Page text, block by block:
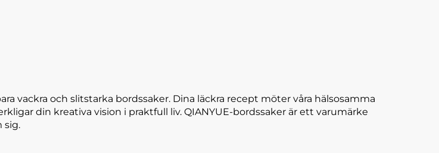
vackra och slitstarka bordssaker. Dina läckra recept möter våra hälsosamma
din kreativa vision i praktfull liv. QIANYUE-bordssaker är ett varumärke
sig.